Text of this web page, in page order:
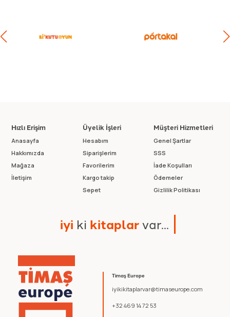
Timaş Europe
iyikikitaplarvar@timaseurope.com
+32 469 14 72 53
Hızlı Erişim
Anasayfa
Hakkımızda
Mağaza
İletişim
Üyelik İşleri
Hesabım
Siparişlerim
Favorilerim
Kargo takip
Sepet
Müşteri Hizmetleri
Genel Şartlar
SSS
İade Koşulları
Ödemeler
Gizlilik Politikası
iyi ki kitaplarvar...